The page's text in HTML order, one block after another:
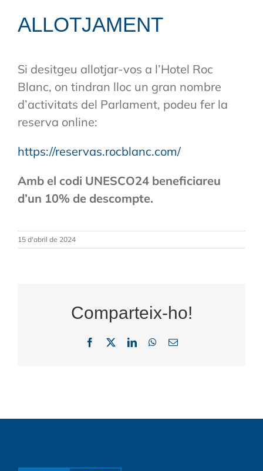
ALLOTJAMENT
Si desitgeu allotjar-vos a l’Hotel Roc
Blanc, on tindran lloc un gran nombre
d’activitats del Parlament, podeu fer la
reserva online:
https://reservas.rocblanc.com/
Amb el codi UNESCO24 beneficiareu
d’un 10% de descompte.
15 d'abril de 2024
Comparteix-ho!
Facebook LinkedInWhatsApp
Email: